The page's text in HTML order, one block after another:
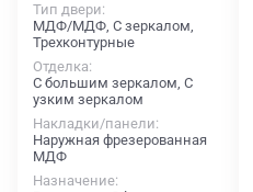
Тип двери
МДФ/МДФ, С зеркалом,
Трехконтурные
Отделка
С большим зеркалом, С
узким зеркалом
Накладки/панели
Наружная фрезерованная
МДФ
Назначение